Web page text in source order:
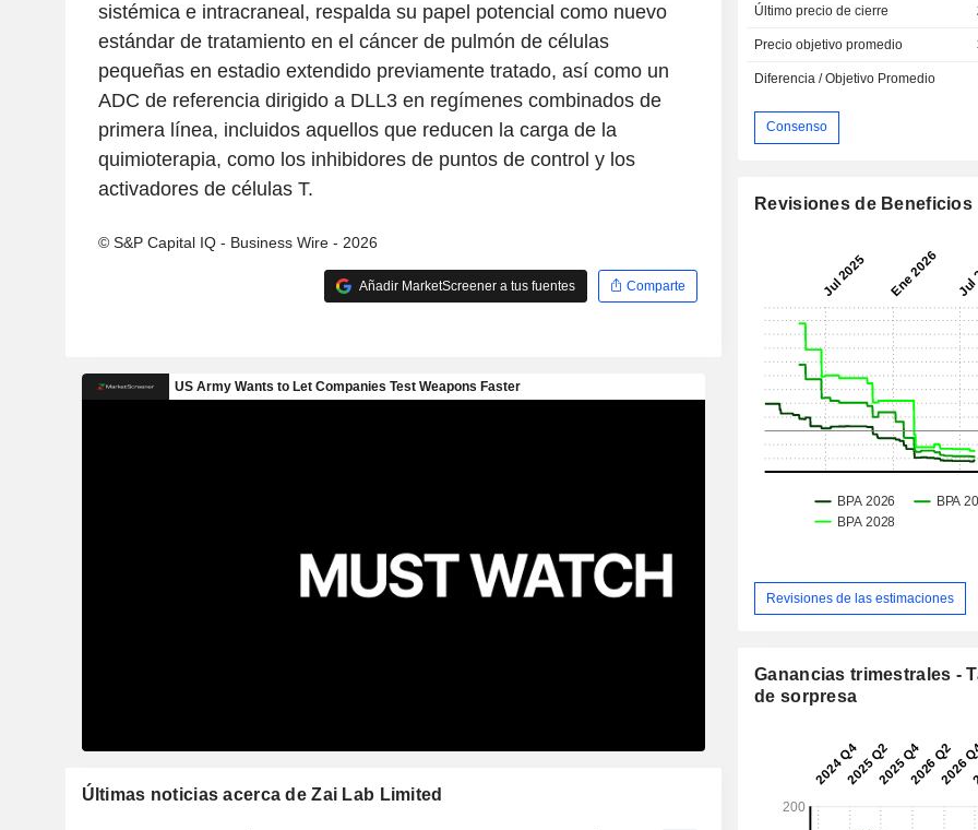
sistémica e intracraneal, respalda su papel potencial como nuevo
estándar de tratamiento en el cáncer de pulmón de células
pequeñas en estadio extendido previamente tratado, así como un
ADC de referencia dirigido a DLL3 en regímenes combinados de
primera línea, incluidos aquellos que reducen la carga de la
quimioterapia, como los inhibidores de puntos de control y los
activadores de células T.
© S&P Capital IQ - Business Wire - 2026
Añadir MarketScreener a tus fuentes Comparte
Últimas noticias acerca de Zai Lab Limited
Último precio de cierre
Precio objetivo promedio
Diferencia / Objetivo Promedio
Consenso
Revisiones de Beneficios
Revisiones de las estimaciones
Ganancias trimestrales -
de sorpresa